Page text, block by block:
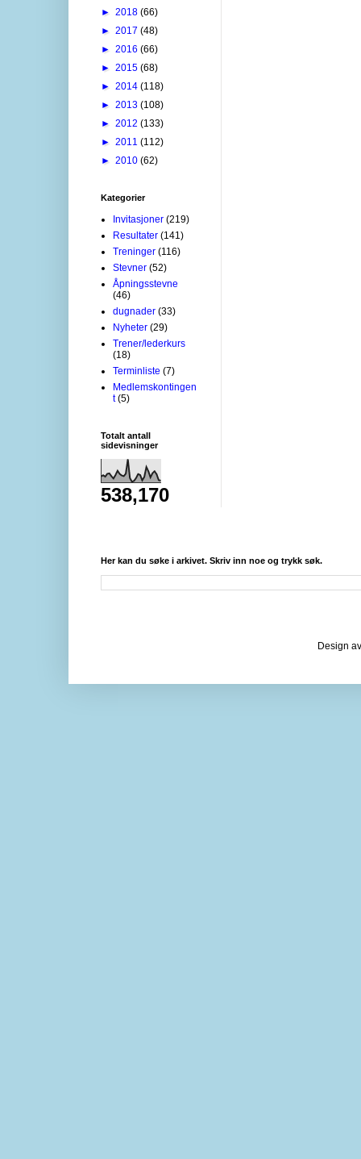
► 2018 (66)
► 2017 (48)
► 2016 (66)
► 2015 (68)
► 2014 (118)
► 2013 (108)
► 2012 (133)
► 2011 (112)
► 2010 (62)
Kategorier
Invitasjoner (219)
Resultater (141)
Treninger (116)
Stevner (52)
Åpningsstevne
(46)
dugnader (33)
Nyheter (29)
Trener/lederkurs
(18)
Terminliste (7)
Medlemskontingen
t (5)
Totalt antall
sidevisninger
538,170
Her kan du søke i arkivet. Skriv inn noe og trykk søk.
Design